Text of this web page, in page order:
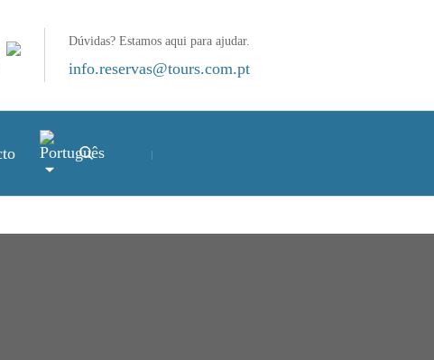
Dúvidas? Estamos aqui para ajudar.
info.reservas@tours.com.pt